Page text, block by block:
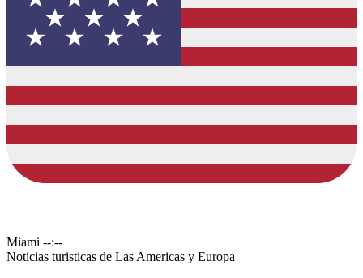
Miami --:--
Noticias turisticas de Las Americas y Europa